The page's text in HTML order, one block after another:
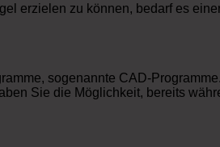
erzielen zu können, bedarf es
sogenannte CAD-
Sie die Möglichkeit, bereits